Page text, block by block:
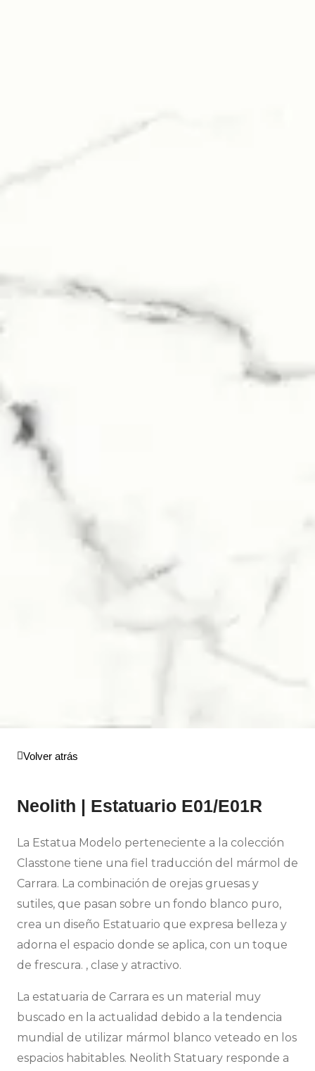
Volver atrás
Neolith | Estatuario E01/E01R
La Estatua Modelo perteneciente a la colección
Classtone tiene una fiel traducción del mármol de
Carrara. La combinación de orejas gruesas y
sutiles, que pasan sobre un fondo blanco puro,
crea un diseño Estatuario que expresa belleza y
adorna el espacio donde se aplica, con un toque
de frescura. , clase y atractivo.
La estatuaria de Carrara es un material muy
buscado en la actualidad debido a la tendencia
mundial de utilizar mármol blanco veteado en los
espacios habitables. Neolith Statuary responde a